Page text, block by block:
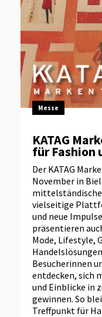
Messe
KATAG
für Fashion
Der KATAG
November in
vielseitige
und neue
präsentieren
Mode, Lifestyle,
Besucherinnen
entdecken, sich
und Einblicke in
gewinnen. So
Treffpunkt für